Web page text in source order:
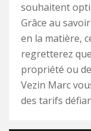
souhaitent
Grâce au
en la matière,
regretterez
propriété ou
Vezin Marc
des tarifs